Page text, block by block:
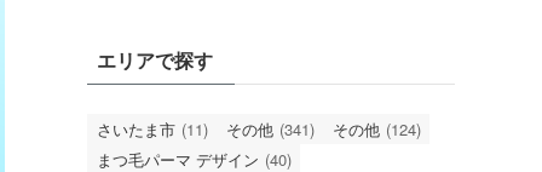
エリアで探す
さいたま市 (11) その他 (341) その他 (124)
まつ毛パーマ デザイン (40)